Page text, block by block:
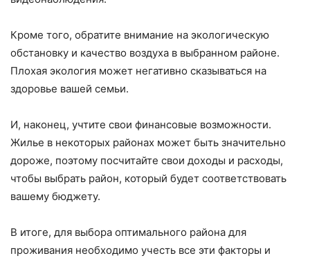
Кроме того, обратите внимание на экологическую
обстановку и качество воздуха в выбранном районе.
Плохая экология может негативно сказываться на
здоровье вашей семьи.
И, наконец, учтите свои финансовые возможности.
Жилье в некоторых районах может быть значительно
дороже, поэтому посчитайте свои доходы и расходы,
чтобы выбрать район, который будет соответствовать
вашему бюджету.
В итоге, для выбора оптимального района для
проживания необходимо учесть все эти факторы и